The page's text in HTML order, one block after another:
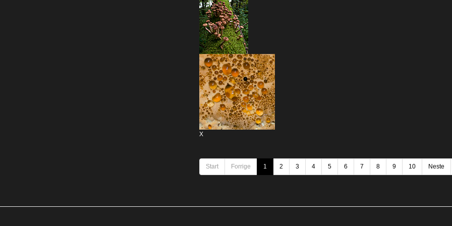
X
Start Forrige 1 2 3 4 5 6 7 8 9 10 Neste